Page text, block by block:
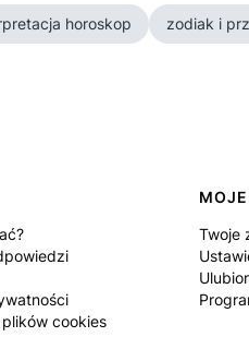
horoskop zodiak i
cookies
Twoje